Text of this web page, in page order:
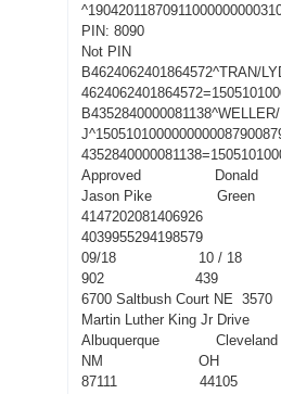
PIN: 8090
Not PIN
B4624062401864572^TRAN/
Approved Donald
Jason Pike Green
4147202081406926
4039955294198579
09/18 10 / 18
902 439
6700 Saltbush Court NE 3570
Martin Luther King Jr Drive
Albuquerque Cleveland
NM OH
87111 44105